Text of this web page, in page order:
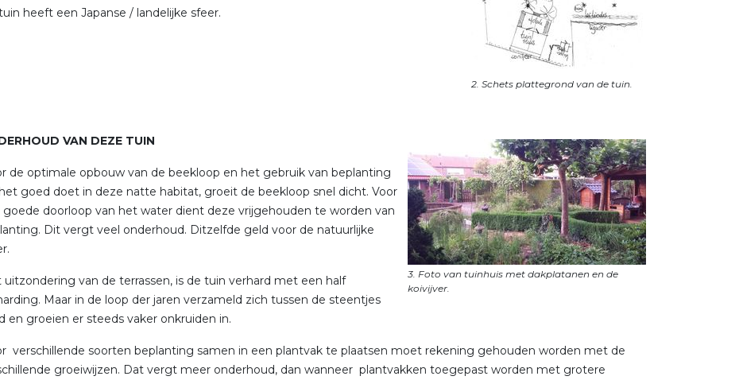
heeft een Japanse / landelijke sfeer.
3. Foto van tuinhuis met dakplatanen en de
VAN DEZE TUIN
de optimale opbouw van de beekloop en het gebruik van beplanting
goed doet in deze natte habitat, groeit de beekloop snel dicht. Voor
goede doorloop van het water dient deze vrijgehouden te worden van
Dit vergt veel onderhoud. Ditzelfde geld voor de natuurlijke
uitzondering van de terrassen, is de tuin verhard met een half
Maar in de loop der jaren verzameld zich tussen de steentjes
en groeien er steeds vaker onkruiden in.
verschillende soorten beplanting samen in een plantvak te plaatsen moet rekening gehouden worden met de
groeiwijzen. Dat vergt meer onderhoud, dan wanneer plantvakken toegepast worden met grotere